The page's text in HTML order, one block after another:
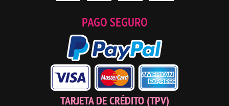
PAGO SEGURO
TARJETA DE CRÉDITO (TPV)